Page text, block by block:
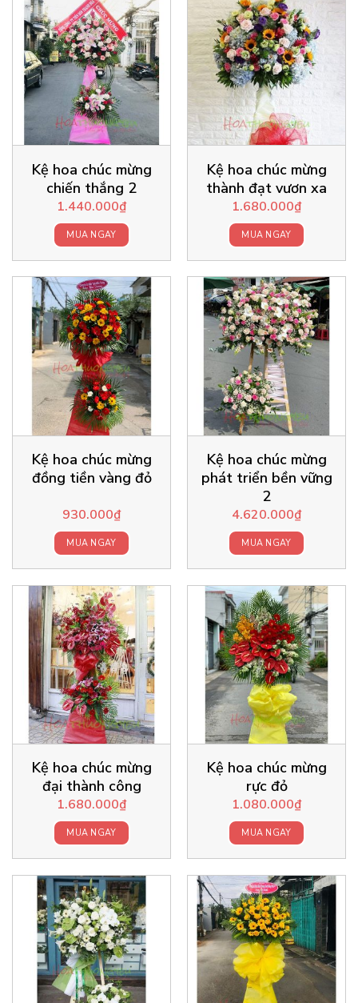
Kệ hoa chúc mừng
chiến thắng 2
1.440.000₫
MUA NGAY
Kệ hoa chúc mừng
thành đạt vươn xa
1.680.000₫
MUA NGAY
Kệ hoa chúc mừng
đồng tiền vàng đỏ
930.000₫
MUA NGAY
Kệ hoa chúc mừng
phát triển bền vững
2
4.620.000₫
MUA NGAY
Kệ hoa chúc mừng
đại thành công
1.680.000₫
MUA NGAY
Kệ hoa chúc mừng
rực đỏ
1.080.000₫
MUA NGAY